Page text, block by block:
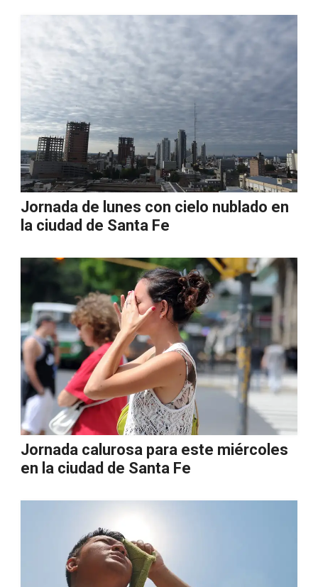
Jornada de lunes con cielo nublado en
la ciudad de Santa Fe
Jornada calurosa para este miércoles
en la ciudad de Santa Fe